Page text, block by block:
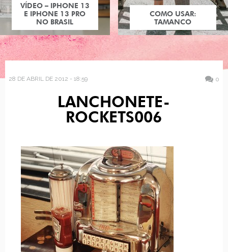
VÍDEO – IPHONE 13
E IPHONE 13 PRO
NO BRASIL
COMO USAR:
TAMANCO
28 DE ABRIL DE 2012 - 18:59 0
LANCHONETE-
ROCKETS006